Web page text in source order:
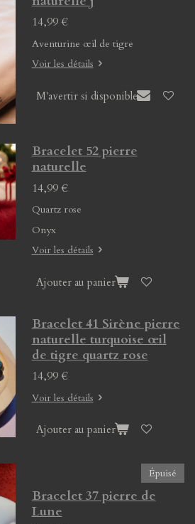
14,99 €
Aventurine œil de tigre
Voir les détails
M'avertir si disponible
Bracelet 52 pierre
naturelle
14,99 €
Quartz rose
Onyx
Voir les détails
Ajouter au panier
Bracelet 41 Sirène pierre
naturelle turquoise œil
de tigre quartz rose
14,99 €
Voir les détails
Ajouter au panier
Épuisé
Bracelet 37 pierre de
Lune